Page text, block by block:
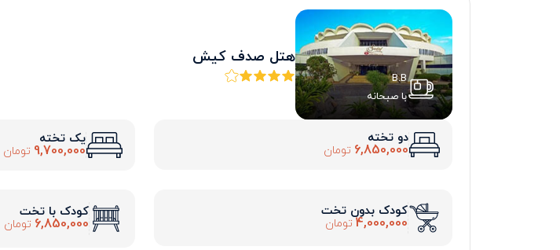
B.B
با صبحانه
هتل صدف کیش
دو تخته
6,850,000 تومان
یک تخته
9,700,000 تومان
کودک بدون تخت
4,000,000 تومان
کودک با تخت
6,850,000 تومان